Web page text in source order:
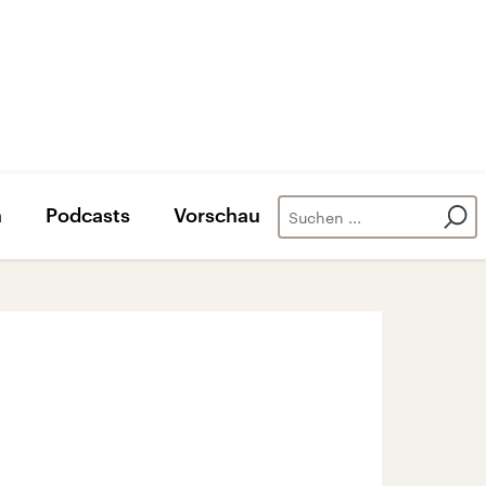
Podcasts Vorschau